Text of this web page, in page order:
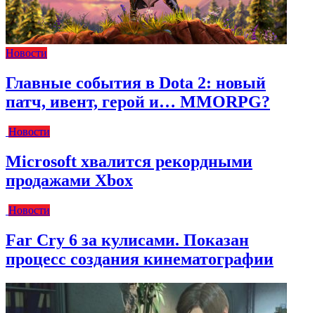
Новости
Главные события в Dota 2: новый
патч, ивент, герой и… MMORPG?
Новости
Microsoft хвалится рекордными
продажами Xbox
Новости
Far Cry 6 за кулисами. Показан
процесс создания кинематографии